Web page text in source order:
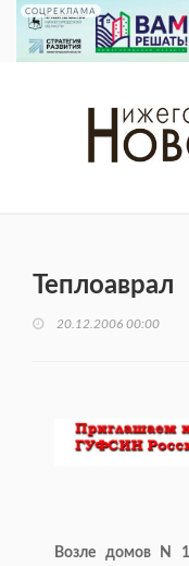
СОЦРЕКЛАМА
Теплоаврал
20.12.2006 00:00
Возле домов N